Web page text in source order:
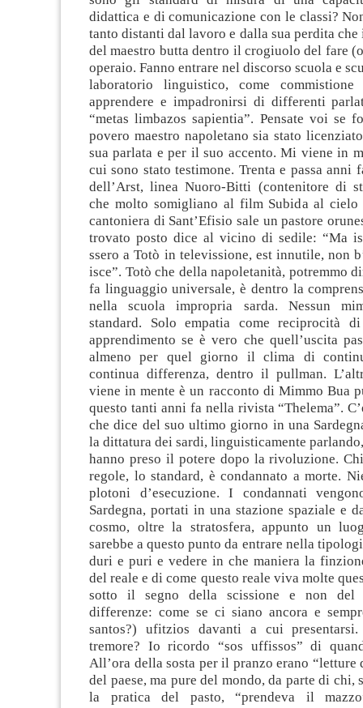
didattica e di comunicazione con le classi?
tanto distanti dal lavoro e dalla sua perdita
del maestro butta dentro il crogiuolo del fare
operaio. Fanno entrare nel discorso scuola e
laboratorio linguistico, come commistione
apprendere e impadronirsi di differenti
“metas limbazos sapientia”. Pensate voi se
povero maestro napoletano sia stato
sua parlata e per il suo accento. Mi viene in
cui sono stato testimone. Trenta e passa anni
dell’Arst, linea Nuoro-Bitti (contenitore di
che molto somigliano al film Subida al
cantoniera di Sant’Efisio sale un pastore
trovato posto dice al vicino di sedile: “Ma
ssero a Totò in televissione, est innutile, non
isce”. Totò che della napoletanità, potremmo
fa linguaggio universale, è dentro la
nella scuola impropria sarda. Nessun
standard. Solo empatia come reciprocità di
apprendimento se è vero che quell’uscita
almeno per quel giorno il clima di
continua differenza, dentro il pullman.
viene in mente è un racconto di Mimmo Bua
questo tanti anni fa nella rivista “Thelema”.
che dice del suo ultimo giorno in una
la dittatura dei sardi, linguisticamente
hanno preso il potere dopo la rivoluzione.
regole, lo standard, è condannato a morte.
plotoni d’esecuzione. I condannati
Sardegna, portati in una stazione spaziale e
cosmo, oltre la stratosfera, appunto un
sarebbe a questo punto da entrare nella
duri e puri e vedere in che maniera la
del reale e di come questo reale viva molte
sotto il segno della scissione e non del
differenze: come se ci siano ancora e
santos?) ufitzios davanti a cui
tremore? Io ricordo “sos uffissos” di
All’ora della sosta per il pranzo erano “letture
del paese, ma pure del mondo, da parte di chi,
la pratica del pasto, “prendeva il